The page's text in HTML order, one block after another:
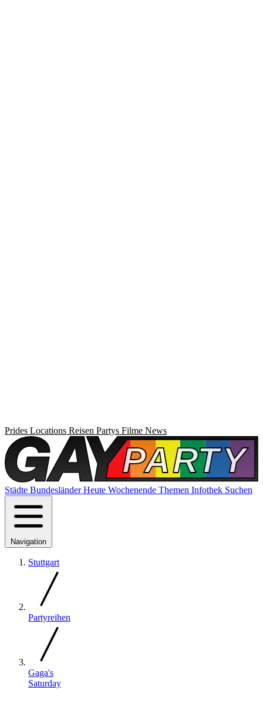
Prides Locations Reisen Partys Filme News
Städte BundesländerHeute Wochenende Themen Infothek Suchen
Navigation
Stuttgart
Partyreihen
Gaga's
Saturday